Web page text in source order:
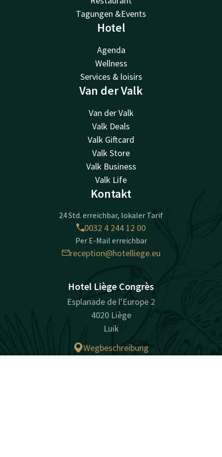
Tagungen &Events
Hotel
Agenda
Wellness
Services & loisirs
Van der Valk
Van der Valk
Valk Deals
Valk Giftcard
Valk Store
Valk Business
Valk Life
Kontakt
24 Std. erreichbar, lokaler Tarif
0032 4 244 12 00
Per E-Mail erreichbar
reception@hotelliege.eu
Hotel Liège Congrès
Esplanade de l'Europe 2
4020 Liège
Luik
Wegbeschreibung